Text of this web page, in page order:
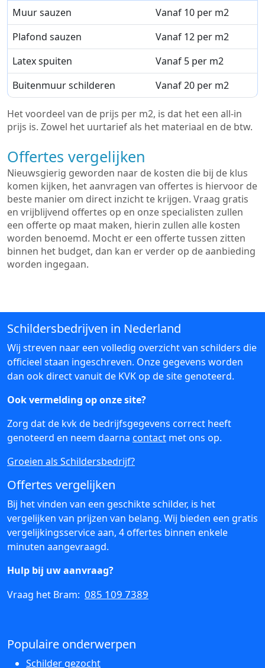
Muur sauzen
Vanaf 10 per m2
Plafond sauzen
Vanaf 12 per m2
Latex spuiten
Vanaf 5 per m2
Buitenmuur schilderen
Vanaf 20 per m2
Het voordeel van de prijs per m2, is dat het een all-in
prijs is. Zowel het uurtarief als het materiaal en de btw.
Offertes vergelijken
Nieuwsgierig geworden naar de kosten die bij de klus
komen kijken, het aanvragen van offertes is hiervoor de
beste manier om direct inzicht te krijgen. Vraag gratis
en vrijblijvend offertes op en onze specialisten zullen
een offerte op maat maken, hierin zullen alle kosten
worden benoemd. Mocht er een offerte tussen zitten
binnen het budget, dan kan er verder op de aanbieding
worden ingegaan.
Schildersbedrijven in Nederland
Wij streven naar een volledig overzicht van schilders die
officieel staan ingeschreven. Onze gegevens worden
dan ook direct vanuit de KVK op de site genoteerd.
Ook vermelding op onze site?
Zorg dat de kvk de bedrijfsgegevens correct heeft
genoteerd en neem daarna contact met ons op.
Groeien als Schildersbedrijf?
Offertes vergelijken
Bij het vinden van een geschikte schilder, is het
vergelijken van prijzen van belang. Wij bieden een gratis
vergelijkingsservice aan, 4 offertes binnen enkele
minuten aangevraagd.
Hulp bij uw aanvraag?
Vraag het Bram: 085 109 7389
Populaire onderwerpen
Schilder gezocht